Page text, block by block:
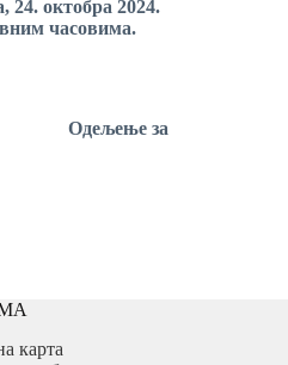
24. октобра 2024.
часовима.
за
карта